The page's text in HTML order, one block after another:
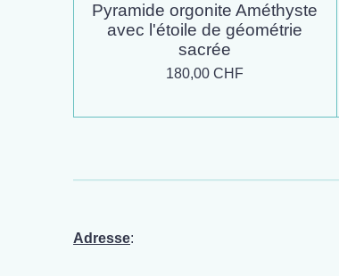
Pyramide orgonite Améthyste
avec l'étoile de géométrie
sacrée
180,00 CHF
Adresse: